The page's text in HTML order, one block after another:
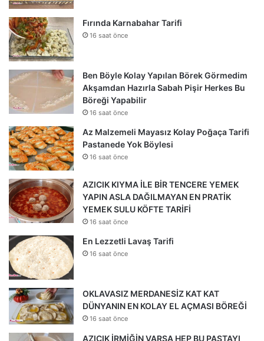
Fırında Karnabahar Tarifi
16 saat önce
Ben Böyle Kolay Yapılan Börek Görmedim
Akşamdan Hazırla Sabah Pişir Herkes Bu
Böreği Yapabilir
16 saat önce
Az Malzemeli Mayasız Kolay Poğaça Tarifi
Pastanede Yok Böylesi
16 saat önce
AZICIK KIYMA İLE BİR TENCERE YEMEK
YAPIN ASLA DAĞILMAYAN EN PRATİK
YEMEK SULU KÖFTE TARİFİ
16 saat önce
En Lezzetli Lavaş Tarifi
16 saat önce
OKLAVASIZ MERDANESİZ KAT KAT
DÜNYANIN EN KOLAY EL AÇMASI BÖREĞİ
16 saat önce
AZICIK İRMİĞİN VARSA HEP BU PASTAYI